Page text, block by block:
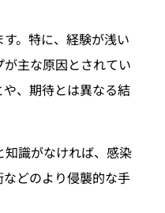
。特に、経験が浅い
主な原因とされてい
、期待とは異なる結
識がなければ、感染
どのより侵襲的な手